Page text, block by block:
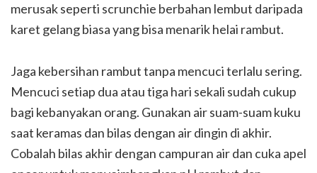
merusak seperti scrunchie berbahan lembut daripada
karet gelang biasa yang bisa menarik helai rambut.
Jaga kebersihan rambut tanpa mencuci terlalu sering.
Mencuci setiap dua atau tiga hari sekali sudah cukup
bagi kebanyakan orang. Gunakan air suam-suam kuku
saat keramas dan bilas dengan air dingin di akhir.
Cobalah bilas akhir dengan campuran air dan cuka apel